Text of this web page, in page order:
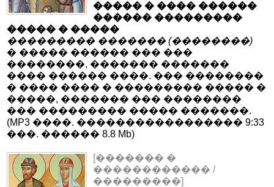
����� � ���� ������
������ ���������
����� � �����
��������� ������� (��������)
� ����� ������ ��� ���
��������, ������� �������
���� ������ ����. ��� ��������
� ���� ���� � ��������� ����� �
�����, ������� ��� ��������
��� ��������� ����� �������.
(MP3 ����. ����������������� 9:33
���. ������ 8.8 Mb)
[������� �
������������ /
���������]